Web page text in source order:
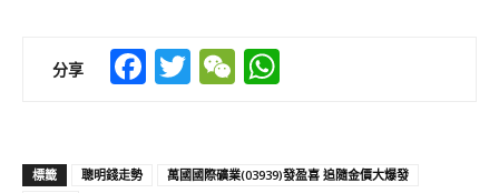
分享 Facebook
TwitterWeChat
標籤 聰明錢走勢
萬國國際礦業(03939)發盈喜 追隨金價大爆發